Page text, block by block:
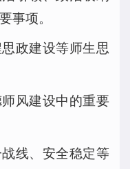
事项。
思政建设等师生思
师风建设中的重要
战线、安全稳定等